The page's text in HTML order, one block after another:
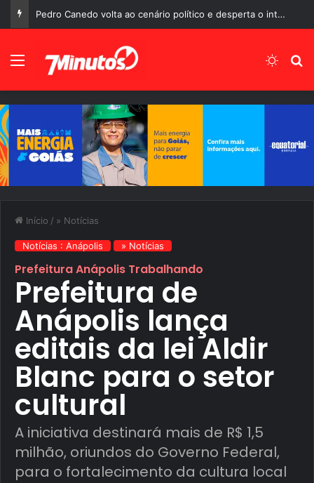
Pedro Canedo volta ao cenário político e desperta o interesse de diferentes gerações em Goiás
Menu
Início / » Notícias
Notícias : Anápolis » Notícias
Prefeitura Anápolis Trabalhando
Prefeitura de
Anápolis lança
editais da lei Aldir
Blanc para o setor
cultural
A iniciativa destinará mais de R$ 1,5
milhão, oriundos do Governo Federal,
para o fortalecimento da cultura local